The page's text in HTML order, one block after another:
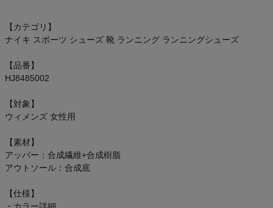
サックス SAXX
オン On
ベースボールマリオ（野球商品）
お気に入り
【カテゴリ】
ナイキ スポーツ シューズ 靴 ランニング ランニングシューズ
【品番】
HJ8485002
【対象】
ウィメンズ 女性用
【素材】
アッパー：合成繊維+合成樹脂
アウトソール：合成底
【仕様】